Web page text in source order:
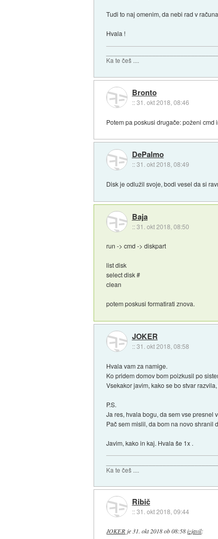
Tudi to naj omenim, da nebi rad v
Hvala !
Ka te češ ....
Bronto
::31. okt 2018, 08:46
Potem pa poskusi drugače: poženi cmd
DePalmo
::31. okt 2018, 08:49
Disk je odlužil svoje, bodi vesel da si
Baja
::31. okt 2018, 08:50
run -> cmd -> diskpart
list disk
select disk #
clean
potem poskusi formatirati znova.
JOKER
::31. okt 2018, 08:58
Hvala vam za namige.
Ko pridem domov bom poizkusil po
Vsekakor javim, kako se bo stvar
P.S.
Ja res, hvala bogu, da sem vse presnel
Pač sem mislil, da bom na novo shranil
Javim, kako in kaj. Hvala še 1x .
Ka te češ ....
Ribič
::31. okt 2018, 09:44
JOKER je 31. okt 2018 ob 08:58 izjavil: